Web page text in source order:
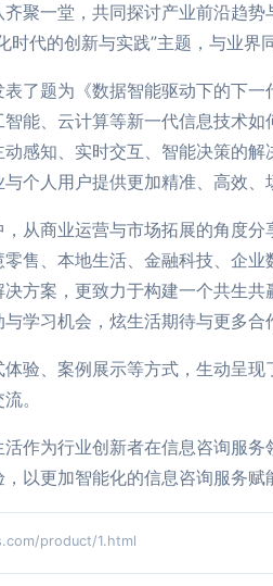
聚一堂，共同探讨产业前沿趋
代的创新与实践”主题，与业界
了题为《数据智能驱动下的下
能、云计算等新一代信息技术
感知、实时交互、智能决策的
个人用户提供更加精准、高效、
从商业运营与市场拓展的角度
售、本地生活、金融科技、企
方案，更致力于构建一个共生
学习机会，炫生活期待与更多
验、案例展示等方式，生动呈
。
作为行业创新者在信息咨询服
以更加智能化的信息咨询服务赋
product/1.html